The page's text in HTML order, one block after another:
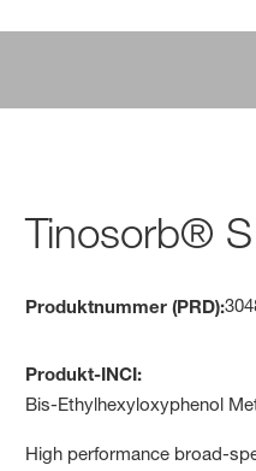
Tinosorb® S
Produktnummer (PRD):
Produkt-INCI:
Bis-Ethylhexyloxyphenol
High performance broad-